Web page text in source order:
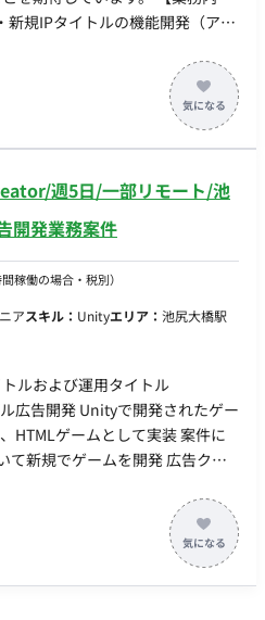
全体で10名程度のチーム内にジ
のため、社会保険加入必須） ・
・働き方：一部リ
交通費：支給 ・時給：
週5日/一部リモート/池
開発業務案件
稼働の場合・税別）
アスキル： Unityエリア： 池尻大橋駅
広告開発 Unityで開発されたゲー
HTMLゲームとして実装 案件に
て新規でゲームを開発 広告クリ
をCocos Creatorへスムーズに移
最大限に引き出す高品質なプレ
ことで、広告効果の最大化に貢
います。また、デザインや見た